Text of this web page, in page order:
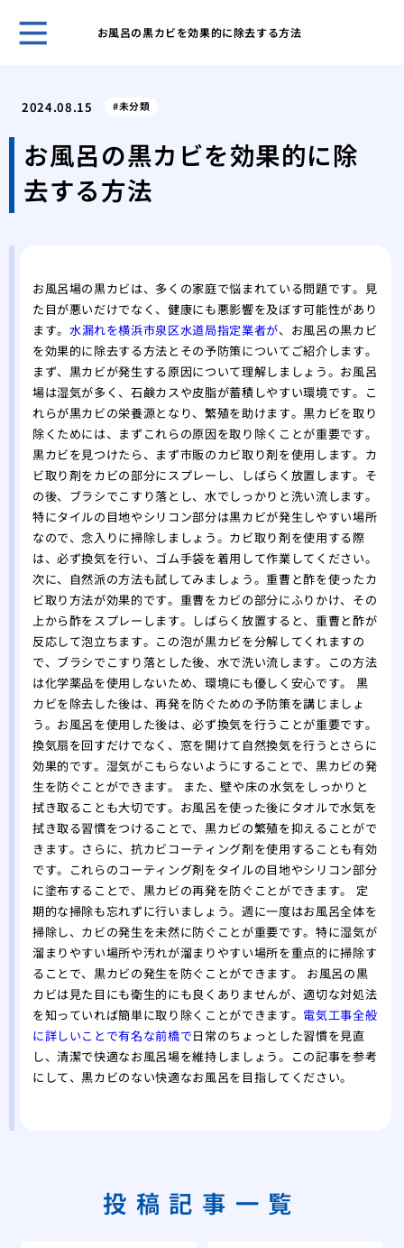
お風呂の黒カビを効果的に除去する方法
高
2024.08.15 未分類
お風呂の黒カビを効果的に除
去する方法
お風呂場の黒カビは、多くの家庭で悩まれている問題です。見
た目が悪いだけでなく、健康にも悪影響を及ぼす可能性があり
ます。 水漏れを横浜市泉区水道局指定業者が、お風呂の黒カビ
を効果的に除去する方法とその予防策についてご紹介します。
まず、黒カビが発生する原因について理解しましょう。お風呂
場は湿気が多く、石鹸カスや皮脂が蓄積しやすい環境です。こ
れらが黒カビの栄養源となり、繁殖を助けます。黒カビを取り
除くためには、まずこれらの原因を取り除くことが重要です。
黒カビを見つけたら、まず市販のカビ取り剤を使用します。カ
ビ取り剤をカビの部分にスプレーし、しばらく放置します。そ
の後、ブラシでこすり落とし、水でしっかりと洗い流します。
特にタイルの目地やシリコン部分は黒カビが発生しやすい場所
なので、念入りに掃除しましょう。カビ取り剤を使用する際
は、必ず換気を行い、ゴム手袋を着用して作業してください。
次に、自然派の方法も試してみましょう。重曹と酢を使ったカ
ビ取り方法が効果的です。重曹をカビの部分にふりかけ、その
上から酢をスプレーします。しばらく放置すると、重曹と酢が
反応して泡立ちます。この泡が黒カビを分解してくれますの
で、ブラシでこすり落とした後、水で洗い流します。この方法
は化学薬品を使用しないため、環境にも優しく安心です。 黒
カビを除去した後は、再発を防ぐための予防策を講じましょ
う。お風呂を使用した後は、必ず換気を行うことが重要です。
換気扇を回すだけでなく、窓を開けて自然換気を行うとさらに
効果的です。湿気がこもらないようにすることで、黒カビの発
生を防ぐことができます。 また、壁や床の水気をしっかりと
拭き取ることも大切です。お風呂を使った後にタオルで水気を
拭き取る習慣をつけることで、黒カビの繁殖を抑えることがで
きます。さらに、抗カビコーティング剤を使用することも有効
です。これらのコーティング剤をタイルの目地やシリコン部分
に塗布することで、黒カビの再発を防ぐことができます。 定
期的な掃除も忘れずに行いましょう。週に一度はお風呂全体を
掃除し、カビの発生を未然に防ぐことが重要です。特に湿気が
溜まりやすい場所や汚れが溜まりやすい場所を重点的に掃除す
ることで、黒カビの発生を防ぐことができます。 お風呂の黒
カビは見た目にも衛生的にも良くありませんが、適切な対処法
を知っていれば簡単に取り除くことができます。 電気工事全般
に詳しいことで有名な前橋で日常のちょっとした習慣を見直
し、清潔で快適なお風呂場を維持しましょう。この記事を参考
にして、黒カビのない快適なお風呂を目指してください。
投稿記事一覧